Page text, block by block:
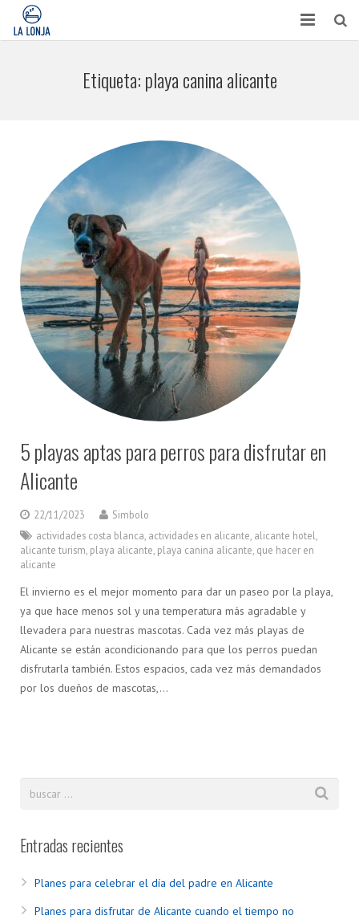
APARTAMENTOS
Etiqueta:playa canina alicante
5 playas aptas para perros para disfrutar en
Alicante
22/11/2023
Simbolo
actividades costa blanca actividades en alicante alicante hotel
alicante turism playa alicante playa canina alicante que hacer en
alicante
El invierno es el mejor momento para dar un paseo por la playa,
ya que hace menos sol y una temperatura más agradable y
llevadera para nuestras mascotas. Cada vez más playas de
Alicante se están acondicionando para que los perros puedan
disfrutarla también. Estos espacios, cada vez más demandados
por los dueños de mascotas,…
Entradas recientes
Planes para celebrar el día del padre en Alicante
Planes para disfrutar de Alicante cuando el tiempo no